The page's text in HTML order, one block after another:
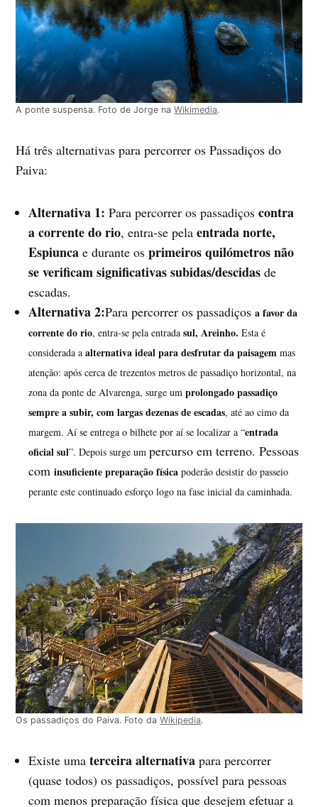
A ponte suspensa. Foto de Jorge naWikimedia.
Há três alternativas para percorrer os Passadiços do
Paiva:
Alternativa 1: Para percorrer os passadiçoscontra
a corrente do rio, entra-se pela entrada norte,
Espiunca e durante osprimeiros quilómetros não
se verificam significativas subidas/descidas de
escadas.
Alternativa 2:Para percorrer os passadiçosa favor da
corrente do rio, entra-se pela entradasul, Areinho. Esta é
considerada aalternativa ideal para desfrutar da paisagem mas
atenção: após cerca de trezentos metros de passadiço horizontal, na
zona da ponte de Alvarenga, surge umprolongado passadiço
sempre a subir, com largas dezenas de escadas, até ao cimo da
margem. Aí se entrega o bilhete por aí se localizar a “entrada
oficial sul”. Depois surge umpercurso em terreno. Pessoas
cominsuficiente preparação física poderão desistir do passeio
perante este continuado esforço logo na fase inicial da caminhada.
Os passadiços do Paiva. Foto daWikipedia.
Existe umaterceira alternativa para percorrer
(quase todos) os passadiços, possível para pessoas
com menos preparação física que desejem efetuar a